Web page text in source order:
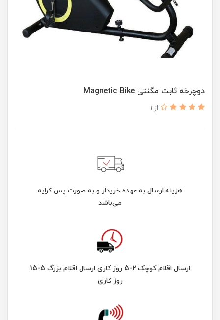
دوچرخه ثابت مگنتی Magnetic Bike
از 1
هزینه ارسال به عهده خریدار و به صورت پس کرایه
می‌باشد
ارسال اقلام کوچک 2-5 روز کاری ارسال اقلام بزرگ 5-15
روز کاری